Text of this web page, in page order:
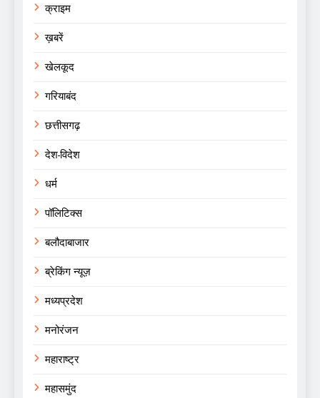
क्राइम
ख़बरें
खेलकूद
गरियाबंद
छत्तीसगढ़
देश-विदेश
धर्म
पॉलिटिक्स
बलौदाबाजार
ब्रेकिंग न्यूज़
मध्यप्रदेश
मनोरंजन
महाराष्ट्र
महासमुंद